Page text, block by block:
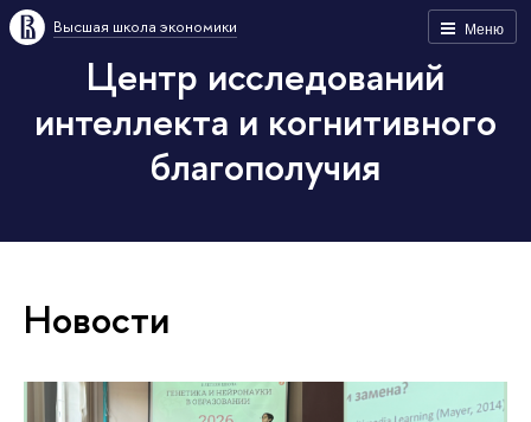
Меню
Высшая школа экономики
Центр исследований
интеллекта и когнитивного
благополучия
Новости